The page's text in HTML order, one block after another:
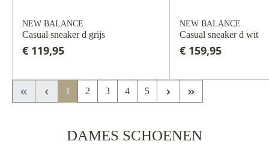
NEW BALANCE
Casual sneaker d grijs
€ 119,95
NEW BALANCE
Casual sneaker d wit
€ 159,95
Eerste paginaVorige pagina
1 2 3 4 5 Volgende pagina
Laatste pagina
DAMES SCHOENEN